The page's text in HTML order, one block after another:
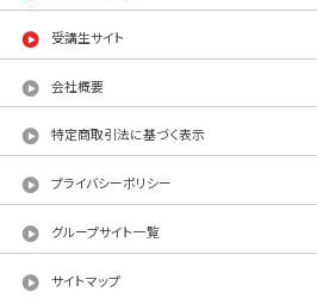
受講生サイト
会社概要
特定商取引法に基づく表示
プライバシーポリシー
グループサイト一覧
サイトマップ